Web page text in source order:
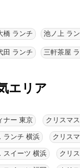
橋 ランチ 池ノ上 ラ
田 ランチ 三軒茶屋
エリア
ナー 東京 クリスマ
ランチ 横浜 クリス
スイーツ 横浜 クリ